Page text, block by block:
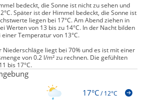
bedeckt, die Sonne ist nicht zu sehen und
Später ist der Himmel bedeckt, die Sonne ist
liegen bei 17°C. Am Abend ziehen in
Werten von 13 bis zu 14°C. In der Nacht bilden
Temperatur von 13°C.
Niederschläge liegt bei 70% und es ist mit einer
von 0.2 l/m² zu rechnen. Die gefühlten
bis 17°C.
17°C/12°C